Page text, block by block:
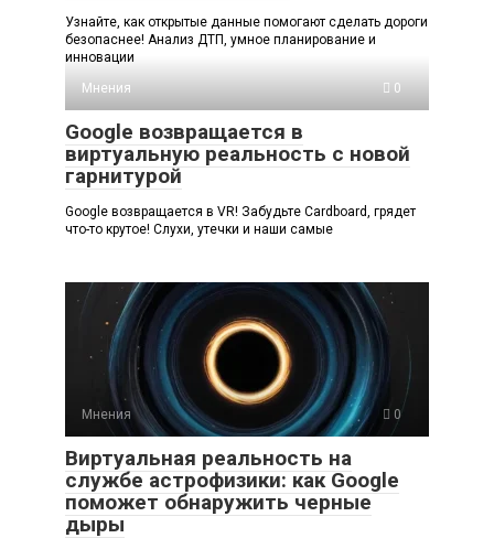
Узнайте, как открытые данные помогают сделать дороги
безопаснее! Анализ ДТП, умное планирование и
инновации
Мнения
0
Google возвращается в
виртуальную реальность с новой
гарнитурой
Google возвращается в VR! Забудьте Cardboard, грядет
что-то крутое! Слухи, утечки и наши самые
Мнения 0
Виртуальная реальность на
службе астрофизики: как Google
поможет обнаружить черные
дыры